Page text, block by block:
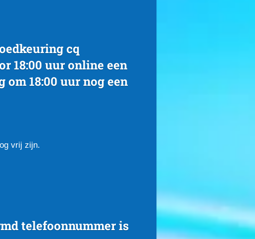
cq
18:00 uur online een
18:00 uur nog een
vrij zijn.
telefoonnummer is